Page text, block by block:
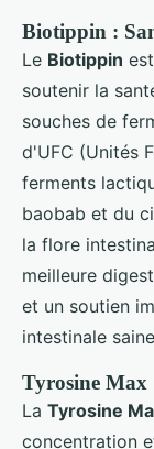
Biotippin :
Le Biotippin
soutenir la
souches de
d'UFC (Unités
ferments
baobab et du
la flore
meilleure
et un soutien
intestinale
Tyrosine Max
La Tyrosine
concentration